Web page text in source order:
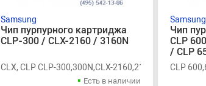
Samsung
Чип пурпурного картриджа
CLP-300 / CLX-2160 / 3160N
CLX, CLP CLP-300,300N,CLX-2160,2160N,3160N
Есть в наличии
Samsung
Чип
CLP
/ CLP
CLP